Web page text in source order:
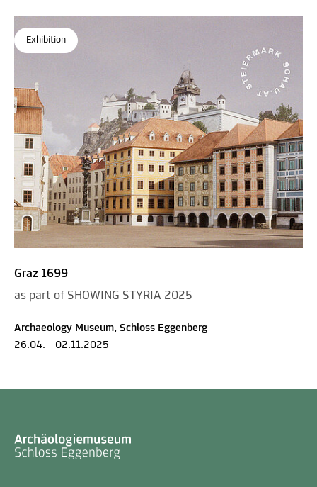
Exhibition
Graz 1699
as part of SHOWING STYRIA 2025
Archaeology Museum, Schloss Eggenberg
26.04. - 02.11.2025